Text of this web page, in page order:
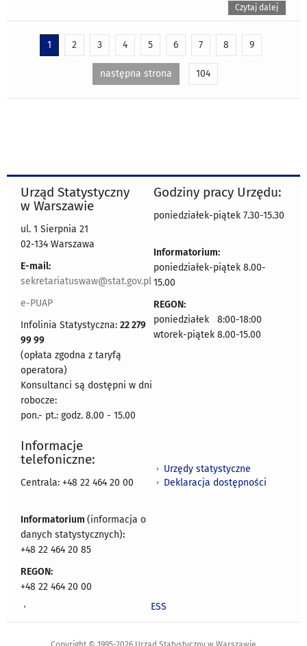
Czytaj dalej
1 2 3 4 5 6 7 8 9
następna strona 104
Urząd Statystyczny
w Warszawie
ul. 1 Sierpnia 21
02-134 Warszawa
E-mail:
sekretariatuswaw@stat.gov.pl
e-PUAP
Infolinia Statystyczna: 22 279
99 99
(opłata zgodna z taryfą
operatora)
Konsultanci są dostępni w dni
robocze:
pon.- pt.: godz. 8.00 - 15.00
Godziny pracy Urzędu:
poniedziałek-piątek 7.30-15.30
Informatorium:
poniedziałek-piątek 8.00-
15.00
REGON:
poniedziałek 8:00-18:00
wtorek-piątek 8.00-15.00
Informacje
telefoniczne:
Centrala: +48 22 464 20 00
Informatorium (informacja o
danych statystycznych):
+48 22 464 20 85
REGON:
+48 22 464 20 00
Urzędy statystyczne
Deklaracja dostępności
ESS